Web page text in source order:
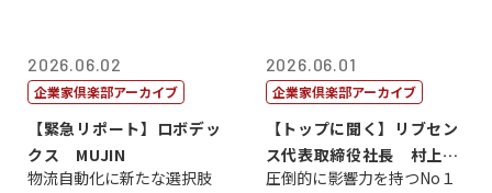
2026.06.02
企業家倶楽部アーカイブ
【緊急リポート】ロボデッ
クス MUJIN
物流自動化に新たな選択肢
2026.06.01
企業家倶楽部アーカイブ
【トップに聞く】リブセン
ス代表取締役社長 村上太
一 氏
圧倒的に影響力を持つNo１